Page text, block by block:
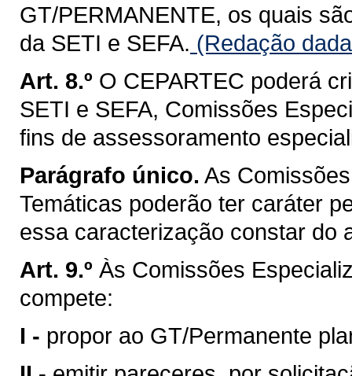
GT/PERMANENTE, os quais
da SETI e SEFA. (Redação
Art. 8.º O CEPARTEC poderá
SETI e SEFA, Comissões
fins de assessoramento
Parágrafo único. As
Temáticas poderão ter caráter
essa caracterização constar do
Art. 9.º Às Comissões
compete:
I - propor ao GT/Permanente